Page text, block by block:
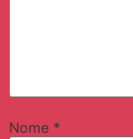
Nome *